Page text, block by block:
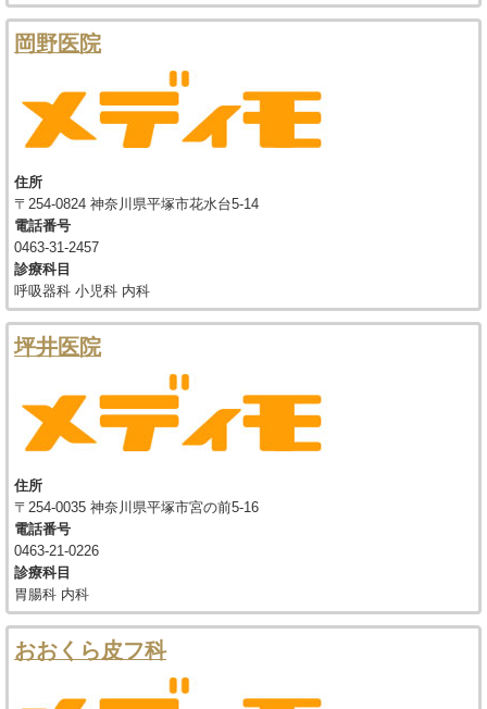
岡野医院
住所
〒254-0824 神奈川県平塚市花水台5-14
電話番号
0463-31-2457
診療科目
呼吸器科 小児科 内科
坪井医院
住所
〒254-0035 神奈川県平塚市宮の前5-16
電話番号
0463-21-0226
診療科目
胃腸科 内科
おおくら皮フ科